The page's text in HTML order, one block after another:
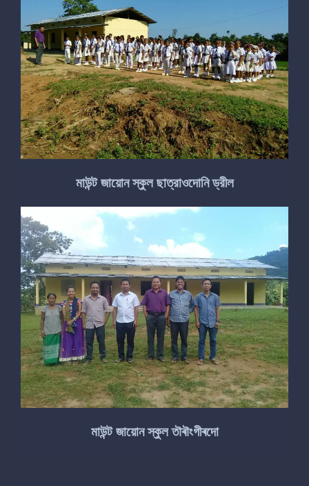
মাউন্ট জায়োন স্কুল ছাত্রাওদোনি ড্রীল
মাউন্ট জায়োন স্কুল তৗৰৗংগীৰদো